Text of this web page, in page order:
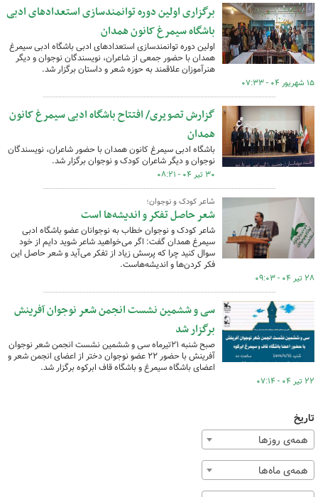
برگزاری اولین دوره توانمندسازی استعدادهای ادبی
باشگاه سیمرغ کانون همدان
اولین دوره توانمندسازی استعدادهای ادبی باشگاه ادبی سیمرغ
همدان با حضور جمعی از شاعران، نویسندگان نوجوان و دیگر
هنرآموزان علاقمند به حوزه شعر و داستان برگزار شد.
۱۵ شهریور ۰۴ - ۰۷:۳۳
گزارش تصویری/ افتتاح باشگاه ادبی سیمرغ کانون
همدان
باشگاه ادبی سیمرغ کانون همدان با حضور شاعران، نویسندگان
نوجوان و دیگر شاعران کودک و نوجوان برگزار شد.
۳۰ تیر ۰۴ - ۰۸:۲۱
شاعر کودک و نوجوان؛
شعر حاصل تفکر و اندیشه‌ها است
شاعر کودک و نوجوان خطاب به نوجوانان عضو باشگاه ادبی
سیمرغ همدان گفت: اگر می‌خواهید شاعر شوید دایم از خود
سوال کنید چرا که پرسش زیاد از تفکر می‌آید و شعر حاصل این
فکر کردن‌ها و اندیشه‌هاست.
۲۸ تیر ۰۴ - ۰۹:۰۳
سی و ششمین نشست انجمن شعر نوجوان آفرینش
برگزار شد
صبح شنبه ۲۱تیرماه سی و ششمین نشست انجمن شعر نوجوان
آفرینش با حضور ۲۲ عضو نوجوان دختر از اعضای انجمن شعر و
اعضای باشگاه سیمرغ و باشگاه قاف ابرکوه برگزار شد.
۲۲ تیر ۰۴ - ۰۷:۱۴
تاریخ
همه‌ی روزها
همه‌ی ماه‌ها